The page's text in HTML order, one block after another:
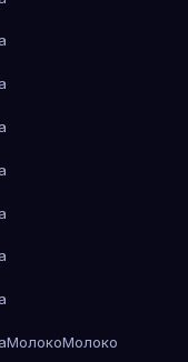
МолокоМолоко